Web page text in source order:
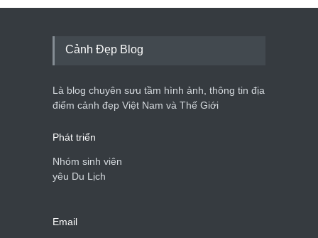
Tam giác mạch khoe sắc
du lịch quốc gia
Cảnh đẹp Việt Nam 24/04/2020
Cảnh Đẹp Blog
Là blog chuyên sưu tầm hình ảnh, thông tin địa
điểm cảnh đẹp Việt Nam và Thế Giới
Phát triển
Nhóm sinh viên
yêu Du Lịch
Email